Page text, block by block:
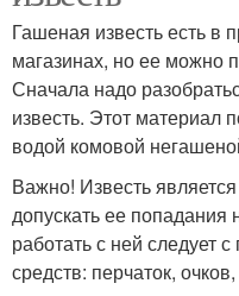
Гашеная известь есть в
магазинах, но ее можно
Сначала надо
известь. Этот материал
водой комовой
Важно! Известь
допускать ее попадания
работать с ней следует
средств: перчаток,